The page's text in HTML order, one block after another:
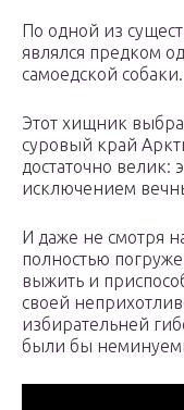
По одной из
являлся предком
самоедской собаки.
Этот хищник
суровый край
достаточно велик:
исключением
И даже не смотря
полностью
выжить и
своей
избирательней
были бы